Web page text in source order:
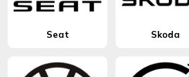
Seat Skoda